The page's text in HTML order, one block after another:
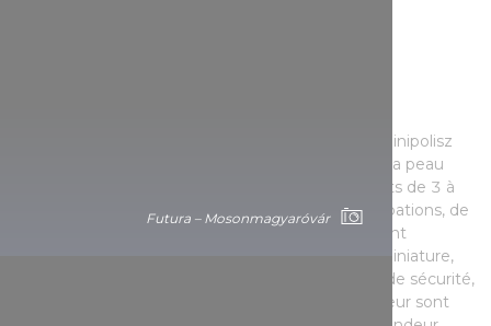
Futura – Mosonmagyaróvár
Situé au centre de Budapest, dans la rue Király, Minipolisz
est le lieu où les enfants peuvent se glisser dans la peau
des adultes pendant quelques heures. Les enfants de 3 à
12 ans peuvent s'essayer à toutes sortes d'occupations, de
situations et d'activités, qui ne sont habituellement
pratiquées que par leurs parents, dans une ville miniature,
adaptée à leur taille. Dans de bonnes conditions de sécurité,
ils peuvent également exercer des activités qui leur sont